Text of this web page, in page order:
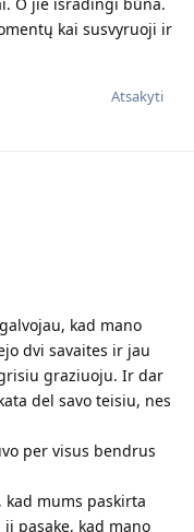
O jie išradingi būna.
kai susvyruoji ir
Atsakyti
kad mano
dvi savaites ir jau
graziuoju. Ir dar
del savo teisiu, nes
per visus bendrus
kad mums paskirta
pasake, kad mano